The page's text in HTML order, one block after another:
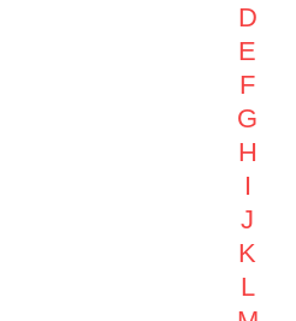
D
E
F
G
H
I
J
K
L